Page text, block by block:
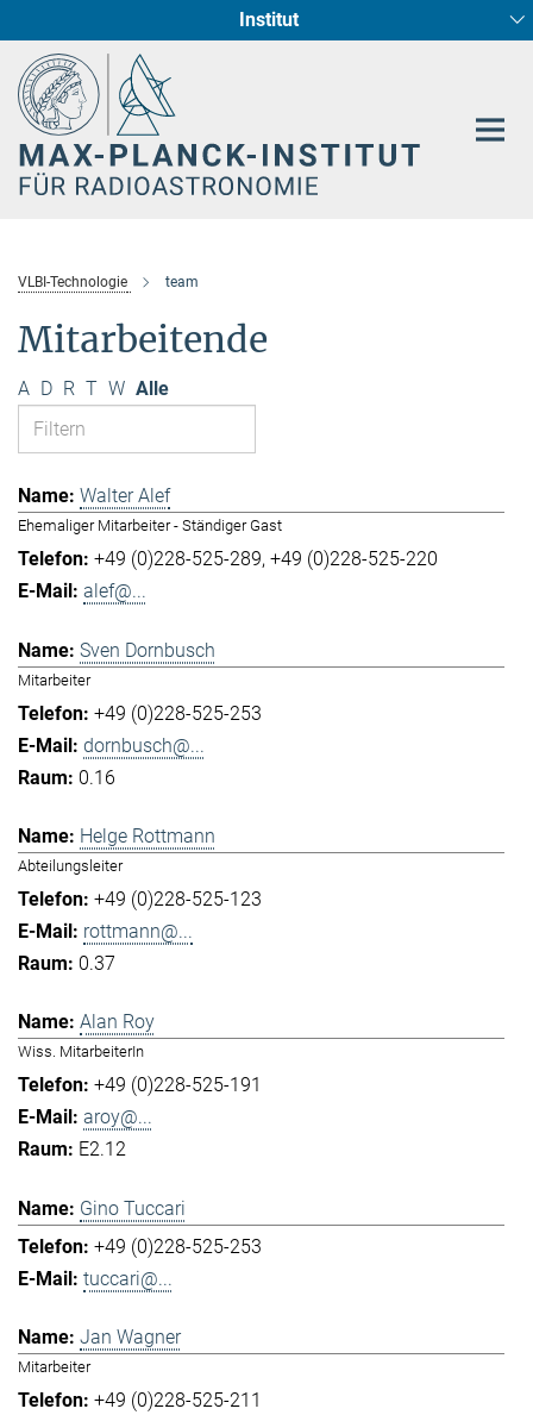
Institut
Radioastronomische Fundamentalphysik
Sternentstehung und Galaxienentwicklung
VLBI-Technologie team
Mitarbeitende
A D R T W Alle
Walter Alef
Ehemaliger Mitarbeiter - Ständiger Gast
+49 (0)228-525-289 +49 (0)228-525-220
alef@...
Sven Dornbusch
Mitarbeiter
+49 (0)228-525-253
dornbusch@...
0.16
Helge Rottmann
Abteilungsleiter
+49 (0)228-525-123
rottmann@...
0.37
Alan Roy
Wiss. MitarbeiterIn
+49 (0)228-525-191
aroy@...
E2.12
Gino Tuccari
+49 (0)228-525-253
tuccari@...
Jan Wagner
Mitarbeiter
+49 (0)228-525-211